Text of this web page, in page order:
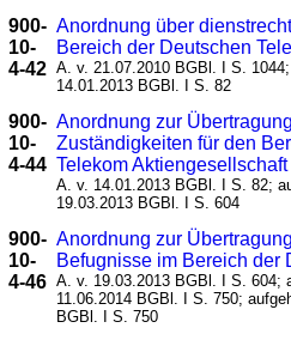
900-
10-
4-42
Anordnung über
Bereich der Deutschen
A. v. 21.07.2010 BGBl. I S.
14.01.2013 BGBl. I S. 82
900-
10-
4-44
Anordnung zur
Zuständigkeiten für den
Telekom
A. v. 14.01.2013 BGBl. I S. 82;
19.03.2013 BGBl. I S. 604
900-
10-
4-46
Anordnung zur
Befugnisse im Bereich der
A. v. 19.03.2013 BGBl. I S. 604;
11.06.2014 BGBl. I S. 750;
BGBl. I S. 750